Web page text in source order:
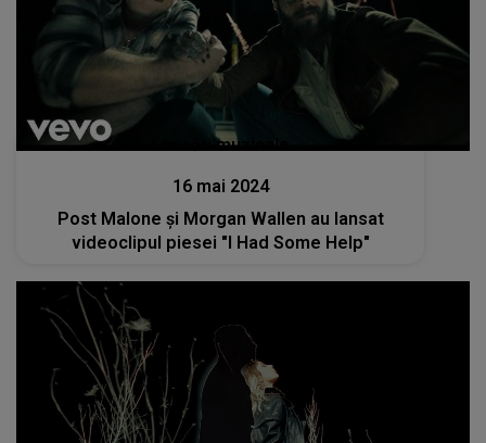
Lansări muzicale
16 mai 2024
Post Malone și Morgan Wallen au lansat
videoclipul piesei "I Had Some Help"